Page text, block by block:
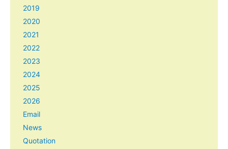
2019
2020
2021
2022
2023
2024
2025
2026
Email
News
Quotation